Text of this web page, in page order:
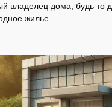
владелец дома, будь то
жилье